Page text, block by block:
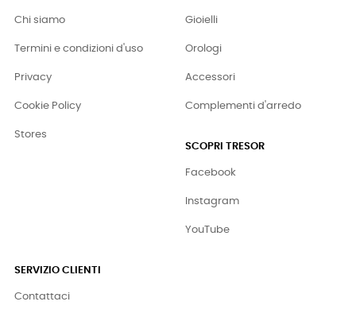
Chi siamo
Termini e condizioni d'uso
Privacy
Cookie Policy
Stores
Gioielli
Orologi
Accessori
Complementi d'arredo
SCOPRI TRESOR
Facebook
Instagram
YouTube
SERVIZIO CLIENTI
Contattaci